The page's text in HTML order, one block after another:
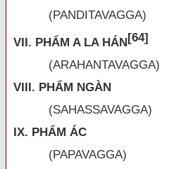
(PANDITAVAGGA)
VII. PHẨM A LA HÁN[64]
(ARAHANTAVAGGA)
VIII. PHẨM NGÀN
(SAHASSAVAGGA)
IX. PHẨM ÁC
(PAPAVAGGA)